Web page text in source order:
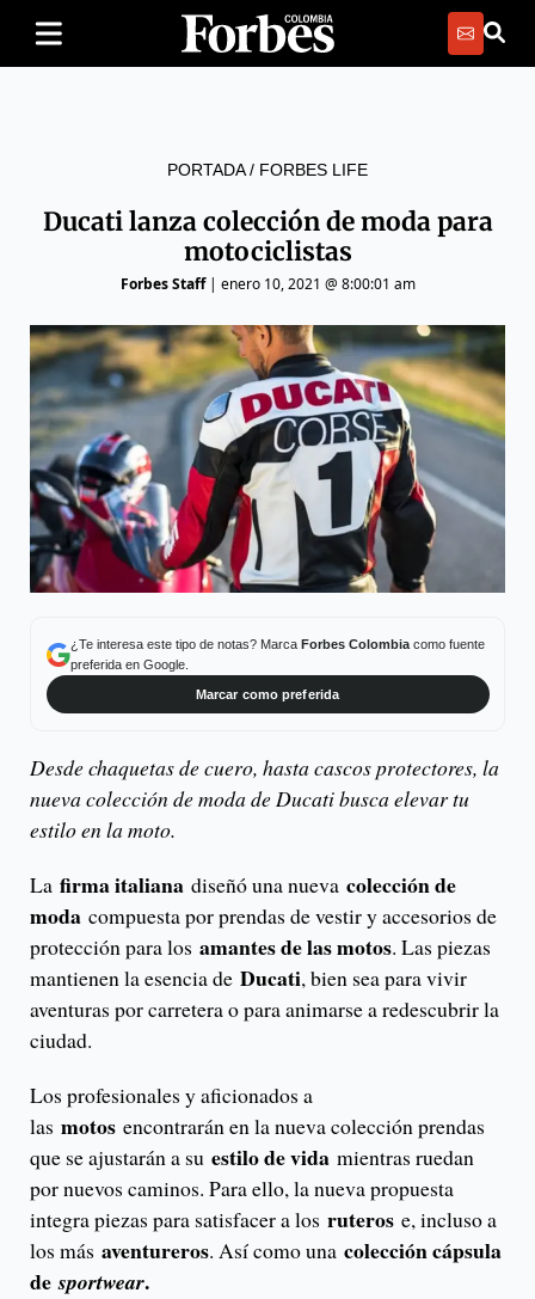
PORTADA/ FORBES LIFE
Ducati lanza colección de moda para
motociclistas
Forbes Staff| enero 10, 2021 @ 8:00:01 am
¿Te interesa este tipo de notas? Marca Forbes Colombiacomo fuente
preferida en Google.
Marcar como preferida
Desde chaquetas de cuero, hasta cascos protectores, la
nueva colección de moda de Ducati busca elevar tu
estilo en la moto.
La firma italiana diseñó una nueva colección de
moda compuesta por prendas de vestir y accesorios de
protección para los amantes de las motos. Las piezas
mantienen la esencia de Ducati, bien sea para vivir
aventuras por carretera o para animarse a redescubrir la
ciudad.
Los profesionales y aficionados a
las motos encontrarán en la nueva colección prendas
que se ajustarán a su estilo de vida mientras ruedan
por nuevos caminos. Para ello, la nueva propuesta
integra piezas para satisfacer a los ruteros e, incluso a
los más aventureros. Así como una colección cápsula
desportwear.